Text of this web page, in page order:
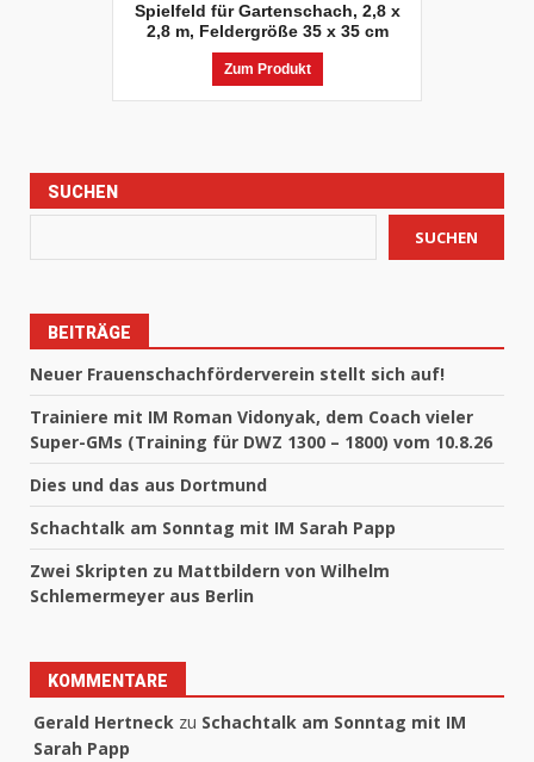
Spielfeld für Gartenschach, 2,8 x
2,8 m, Feldergröße 35 x 35 cm
Zum Produkt
SUCHEN
SUCHEN
BEITRÄGE
Neuer Frauenschachförderverein stellt sich auf!
Trainiere mit IM Roman Vidonyak, dem Coach vieler
Super-GMs (Training für DWZ 1300 – 1800) vom 10.8.26
Dies und das aus Dortmund
Schachtalk am Sonntag mit IM Sarah Papp
Zwei Skripten zu Mattbildern von Wilhelm
Schlemermeyer aus Berlin
KOMMENTARE
Gerald Hertneck zu Schachtalk am Sonntag mit IM
Sarah Papp